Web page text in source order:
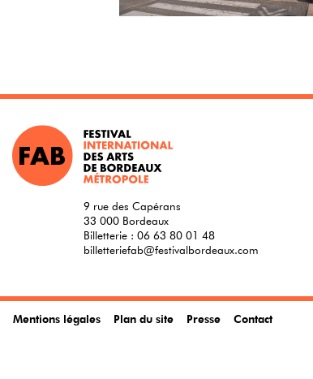
9 rue des Capérans
33 000 Bordeaux
Billetterie : 06 63 80 01 48
billetteriefab@festivalbordeaux.com
Mentions légales Plan du site Presse Contact